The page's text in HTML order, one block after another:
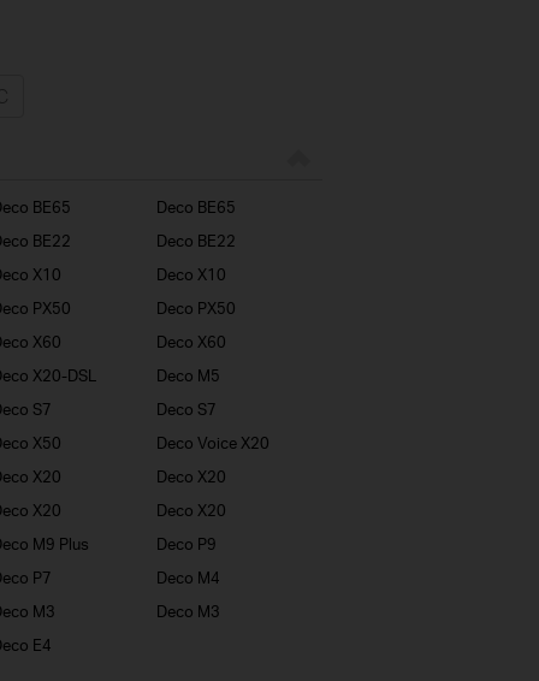
BE65
Deco BE65
BE22
Deco BE22
X10
Deco X10
PX50
Deco PX50
X60
Deco X60
X20-DSL
Deco M5
S7
Deco S7
X50
Deco Voice X20
X20
Deco X20
X20
Deco X20
M9 Plus
Deco P9
P7
Deco M4
M3
Deco M3
E4